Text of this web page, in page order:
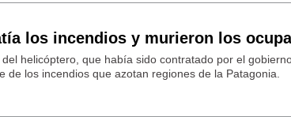
los incendios y murieron los
helicóptero, que había sido contratado por el
los incendios que azotan regiones de la Patagonia.